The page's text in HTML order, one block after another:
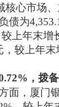
核心市场
债为
较上年末
，较上年
，拨
面，厦门